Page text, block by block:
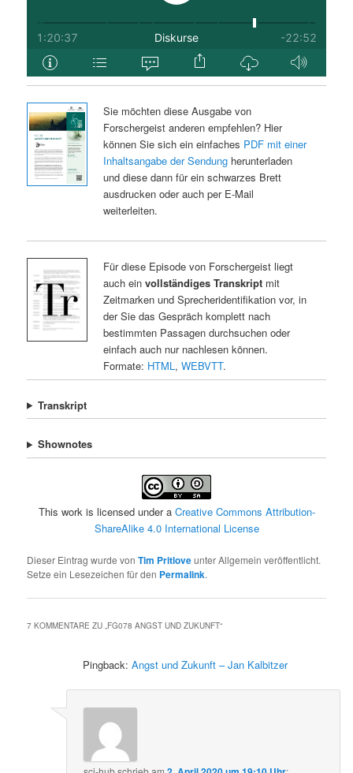
Sie möchten diese Ausgabe von
Forschergeist anderen empfehlen? Hier
können Sie sich ein einfaches PDF mit einer
Inhaltsangabe der Sendungherunterladen
und diese dann für ein schwarzes Brett
ausdrucken oder auch per E-Mail
weiterleiten.
Für diese Episode von Forschergeist liegt
auch ein vollständiges Transkriptmit
Zeitmarken und Sprecheridentifikation vor, in
der Sie das Gespräch komplett nach
bestimmten Passagen durchsuchen oder
einfach auch nur nachlesen können.
Formate: HTML, WEBVTT.
Transkript
Shownotes
This work is licensed under a Creative Commons Attribution-
ShareAlike 4.0 International License
Dieser Eintrag wurde vonTim Pritloveunter Allgemein veröffentlicht.
Setze ein Lesezeichen für den Permalink.
7 KOMMENTARE ZU „FG078 ANGST UND ZUKUNFT“
Pingback:Angst und Zukunft – Jan Kalbitzer